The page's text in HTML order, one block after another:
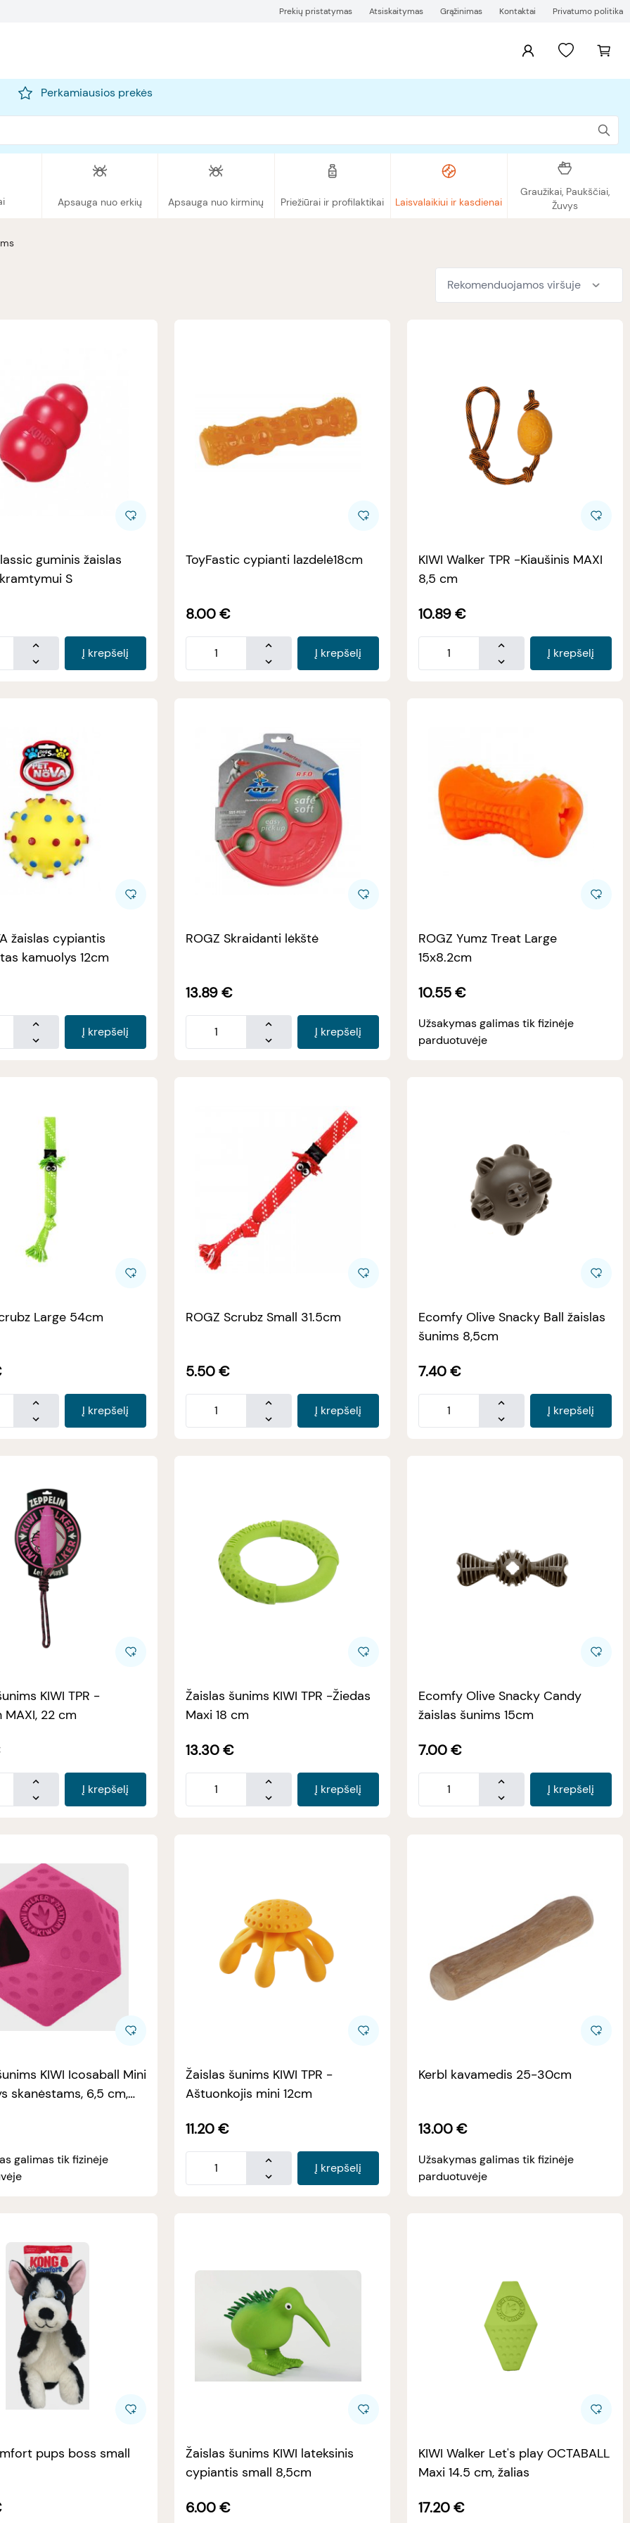
Prekių pristatymas Atsiskaitymas Grąžinimas Kontaktai Privatumo politika
Perkamiausios prekės
Apsauga nuo erkių Apsauga nuo kirminų Priežiūrai ir profilaktikai Laisvalaikiui ir kasdienai
Graužikai, Paukščiai,
Žuvys
Rekomenduojamos viršuje
guminis žaislas
S
Į krepšelį
ToyFastic cypianti lazdelė18cm
8.00€
Į krepšelį
KIWI Walker TPR -Kiaušinis MAXI
8,5 cm
10.89€
Į krepšelį
žaislas cypiantis
kamuolys 12cm
Į krepšelį
ROGZ Skraidanti lėkštė
13.89€
Į krepšelį
ROGZ Yumz Treat Large
15x8.2cm
10.55€
Užsakymas galimas tik fizinėje
parduotuvėje
Large 54cm
Į krepšelį
ROGZ Scrubz Small 31.5cm
5.50€
Į krepšelį
Ecomfy Olive Snacky Ball žaislas
šunims 8,5cm
7.40€
Į krepšelį
KIWI TPR -
MAXI, 22 cm
Į krepšelį
Žaislas šunims KIWI TPR -Žiedas
Maxi 18 cm
13.30€
Į krepšelį
Ecomfy Olive Snacky Candy
žaislas šunims 15cm
7.00€
Į krepšelį
KIWI Icosaball Mini
skanėstams, 6,5 cm,
galimas tik fizinėje
Žaislas šunims KIWI TPR -
Aštuonkojis mini 12cm
11.20€
Į krepšelį
Kerbl kavamedis 25-30cm
13.00€
Užsakymas galimas tik fizinėje
parduotuvėje
pups boss small
Žaislas šunims KIWI lateksinis
cypiantis small 8,5cm
6.00€
KIWI Walker Let's play OCTABALL
Maxi 14.5 cm, žalias
17.20€